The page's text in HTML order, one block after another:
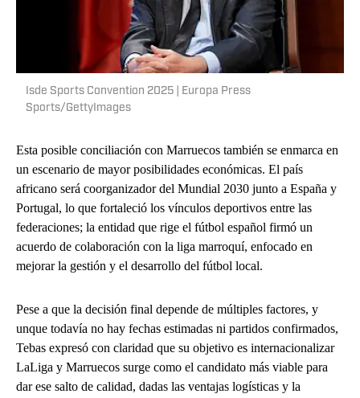
Isde Sports Convention 2025 | Europa Press
Sports/GettyImages
Esta posible conciliación con Marruecos también se enmarca en
un escenario de mayor posibilidades económicas. El país
africano será coorganizador del Mundial 2030 junto a España y
Portugal, lo que fortaleció los vínculos deportivos entre las
federaciones; la entidad que rige el fútbol español firmó un
acuerdo de colaboración con la liga marroquí, enfocado en
mejorar la gestión y el desarrollo del fútbol local.
Pese a que la decisión final depende de múltiples factores, y
unque todavía no hay fechas estimadas ni partidos confirmados,
Tebas expresó con claridad que su objetivo es internacionalizar
LaLiga y Marruecos surge como el candidato más viable para
dar ese salto de calidad, dadas las ventajas logísticas y la